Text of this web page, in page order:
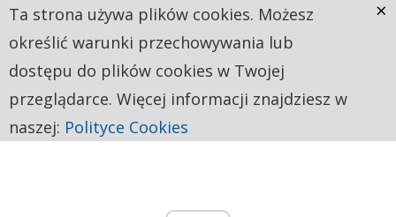
Ta strona używa plików cookies. Możesz
określić warunki przechowywania lub
dostępu do plików cookies w Twojej
przeglądarce. Więcej informacji znajdziesz w
naszej: Polityce Cookies
×